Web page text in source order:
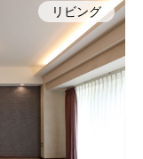
リビング